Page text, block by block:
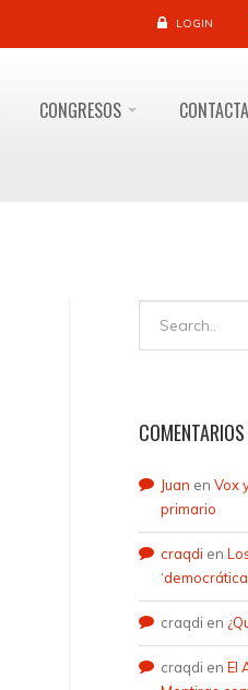
LOGIN
CONGRESOS CONTACTA
Juan en Vox
primario
craqdi en
craqdi en
craqdi en El